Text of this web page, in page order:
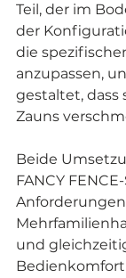
Teil, der im
der
die
anzupassen,
gestaltet, dass
Zauns
Beide
FANCY
und
Bedienkomfort